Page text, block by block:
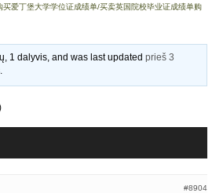
买爱丁堡大学学位证成绩单/买卖英国院校毕业证成绩单购
1 dalyvis, and was last updatedprieš 3
.
#8904